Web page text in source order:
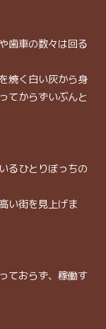
歯車の数々は回る
焼く白い灰から身
てからずいぶんと
るひとりぼっちの
い街を見上げま
ておらず、稼働す